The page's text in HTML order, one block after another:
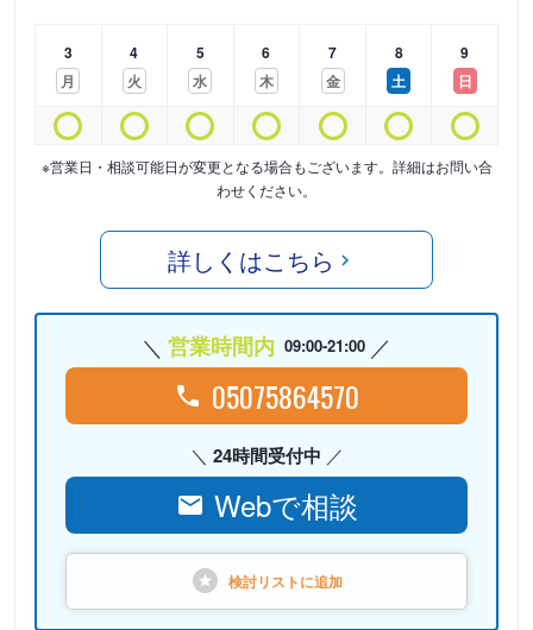
3
月
4
火
5
水
6
木
7
金
8
土
9
日
※営業日・相談可能日が変更となる場合もございます。詳細はお問い合
わせください。
詳しくはこちら
営業時間内 09:00-21:00
05075864570
24時間受付中
Webで相談
検討リストに追加